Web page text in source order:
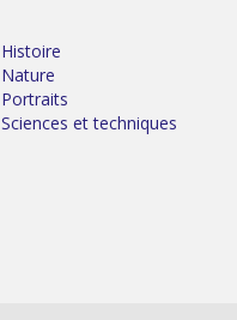
Histoire
Nature
Portraits
Sciences et techniques